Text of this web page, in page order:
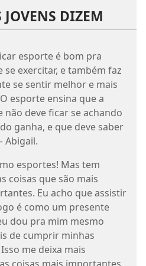
JOVENS DIZEM
esporte é bom pra
se exercitar, e também faz
se sentir melhor e mais
esporte ensina que a
não deve ficar se achando
ganha, e que deve saber
Abigail.
esportes! Mas tem
coisas que são mais
Eu acho que assistir
é como um presente
dou pra mim mesmo
de cumprir minhas
me deixa mais
coisas mais importantes